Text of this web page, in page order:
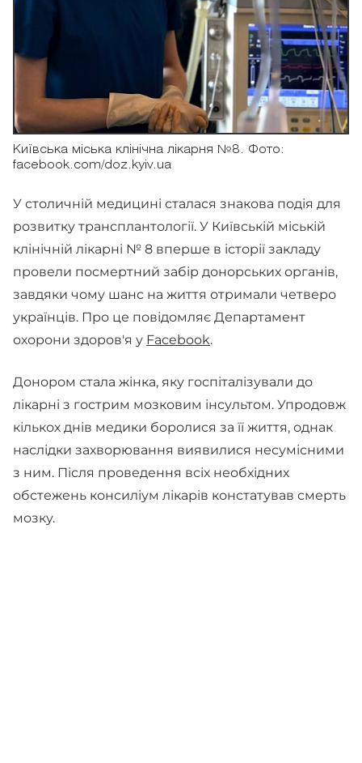
Київська міська клінічна лікарня №8. Фото:
facebook.com/doz.kyiv.ua
У столичній медицині сталася знакова подія для
розвитку трансплантології. У Київській міській
клінічній лікарні № 8 вперше в історії закладу
провели посмертний забір донорських органів,
завдяки чому шанс на життя отримали четверо
українців. Про це повідомляє Департамент
охорони здоров'я у Facebook.
Донором стала жінка, яку госпіталізували до
лікарні з гострим мозковим інсультом. Упродовж
кількох днів медики боролися за її життя, однак
наслідки захворювання виявилися несумісними
з ним. Після проведення всіх необхідних
обстежень консиліум лікарів констатував смерть
мозку.